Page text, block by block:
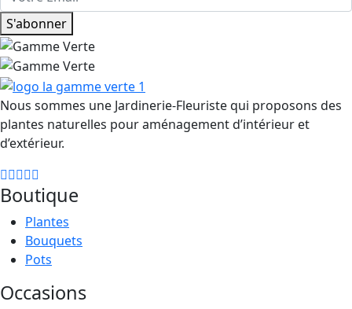
S'abonner
Nous sommes une Jardinerie-Fleuriste qui proposons des
plantes naturelles pour aménagement d’intérieur et
d’extérieur.
Boutique
Plantes
Bouquets
Pots
Occasions